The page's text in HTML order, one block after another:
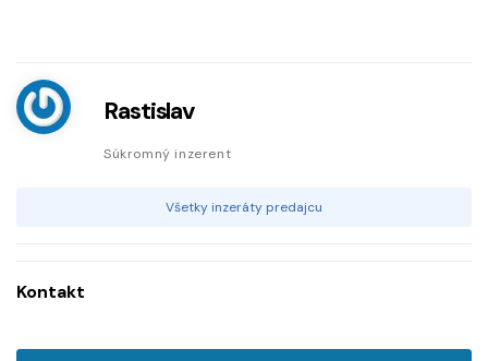
Rastislav
Súkromný inzerent
Všetky inzeráty predajcu
Kontakt